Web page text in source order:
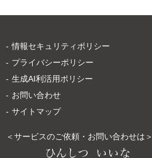
情報セキュリティポリシー
プライバシーポリシー
生成AI利活用ポリシー
お問い合わせ
サイトマップ
＜サービスのご依頼・お問い合わせは＞